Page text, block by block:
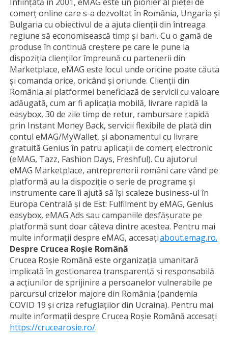
comerţ online care s-a dezvoltat în România, Ungaria și
Bulgaria cu obiectivul de a ajuta clienții din întreaga
regiune să economisească timp și bani. Cu o gamă de
produse în continuă creștere pe care le pune la
dispoziția clienților împreună cu partenerii din
Marketplace, eMAG este locul unde oricine poate căuta
și comanda orice, oricând și oriunde. Clienții din
România ai platformei beneficiază de servicii cu valoare
adăugată, cum ar fi aplicația mobilă, livrare rapidă la
easybox, 30 de zile timp de retur, rambursare rapidă
prin Instant Money Back, servicii flexibile de plată din
contul eMAG/MyWallet, și abonamentul cu livrare
gratuită Genius în patru aplicații de comerț electronic
(eMAG, Tazz, Fashion Days, Freshful). Cu ajutorul
eMAG Marketplace, antreprenorii români care vând pe
platformă au la dispoziție o serie de programe și
instrumente care îi ajută să își scaleze business-ul în
Europa Centrală și de Est: Fulfilment by eMAG, Genius
easybox, eMAG Ads sau campaniile desfășurate pe
platformă sunt doar câteva dintre acestea. Pentru mai
multe informații despre eMAG, accesațiabout.emag.ro.
Despre Crucea Roșie Română
Crucea Roșie Română este organizația umanitară
implicată în gestionarea transparentă și responsabilă
a acțiunilor de sprijinire a persoanelor vulnerabile pe
parcursul crizelor majore din România (pandemia
COVID 19 și criza refugiaților din Ucraina). Pentru mai
multe informații despre Crucea Roșie Română accesați
https://crucearosie.ro/.